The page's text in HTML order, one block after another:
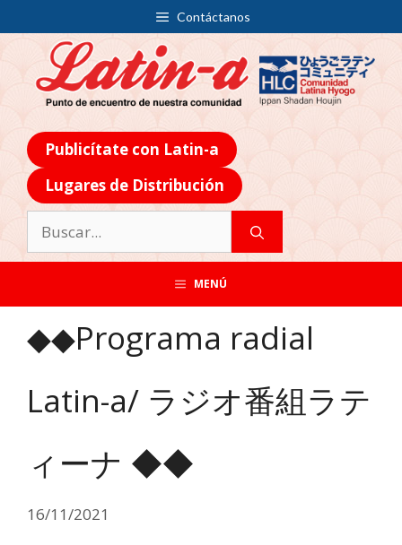
Contáctanos
Publicítate con Latin-a
Lugares de Distribución
MENÚ
◆◆Programa radial
Latin-a/ ラジオ番組ラテ
ィーナ ◆◆
16/11/2021